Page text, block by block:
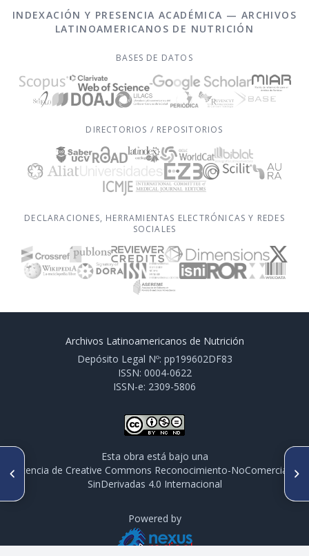
ARTÍCULO ANTERIOR
Estudio de las modificaciones
en proteínas de reineta
almacenamiento a -18ºC y
SIGUIENTE ARTÍCULO
Capacidad antioxidante de
frutas y verduras cultivados
INDEXACIÓN Y PRESENCIA ACADÉMICA — ARCHIVOS
LATINOAMERICANOS DE NUTRICIÓN
BASES DE DATOS
DIRECTORIOS / REPOSITORIOS
DECLARACIONES, HERRAMIENTAS ELECTRÓNICAS Y REDES
SOCIALES
Archivos Latinoamericanos de Nutrición
Depósito Legal Nº: pp199602DF83
ISSN: 0004-0622
ISSN-e: 2309-5806
Esta obra está bajo una
licencia de Creative Commons Reconocimiento-NoComercial-
SinDerivadas 4.0 Internacional
Powered by